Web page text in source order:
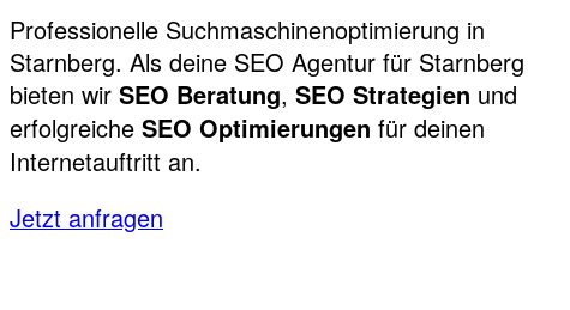
Professionelle Suchmaschinenoptimierung in
Starnberg. Als deine SEO Agentur für Starnberg
bieten wir SEO Beratung, SEO Strategien und
erfolgreiche SEO Optimierungen für deinen
Internetauftritt an.
Jetzt anfragen